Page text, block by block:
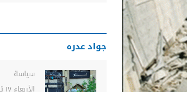
جواد عدره
سياسة
الأربعاء ١٧ تشرين الثاني ٢٠٢١